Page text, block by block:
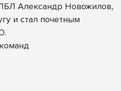
Александр Новожилов,
и стал почетным